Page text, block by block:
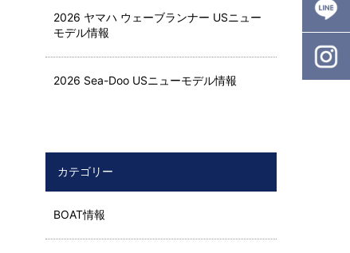
2026 ヤマハ ウェーブランナー USニュー
モデル情報
2026 Sea-Doo USニューモデル情報
カテゴリー
BOAT情報